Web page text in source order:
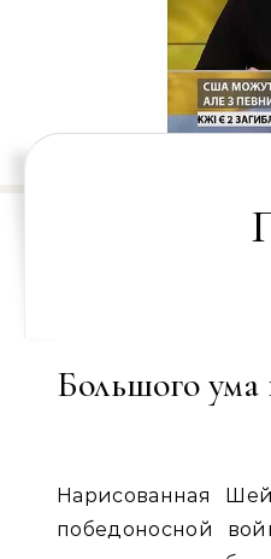
Большого ума
Нарисованная
победоносной